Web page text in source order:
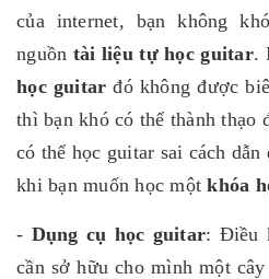
của internet, bạn không
nguồn tài liệu tự học guitar.
học guitar đó không được
thì bạn khó có thể thành thạo
có thể học guitar sai cách
khi bạn muốn học mộtkhóa
- Dụng cụ học guitar: Điều
cần sở hữu cho mình một cây